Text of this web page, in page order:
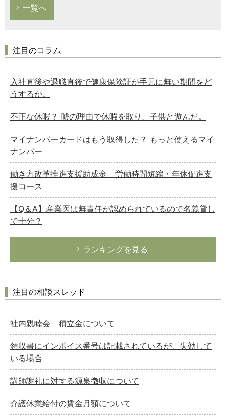
一覧へ
注目のコラム
入社直後や退職直後で健康保険証が手元に無い期間をど
うするか。
不正な休暇？ 嘘の理由で休暇を取り、子供と遊んだ。
マイナンバーカードはもう取得した？ もっと使えるマイ
ナンバー
働き方改革推進支援助成金 労働時間短縮・年休促進支
援コース
【Q＆A】産業医は無責任が認められているので名義貸し
で十分？
ランキングを見る
注目の相談スレッド
社内親睦会 積立金について
領収書にインボイス番号は記載されているが、失効して
いる場合
講師謝礼に対する源泉徴収について
介護休業給付の賃金月額について